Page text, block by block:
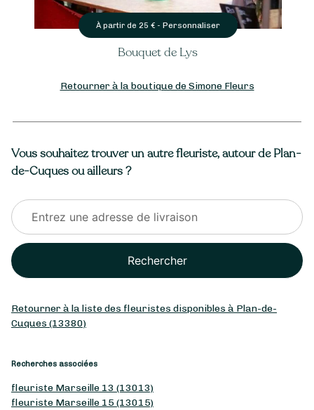
À partir de 25€ - Personnaliser
Bouquet de Lys
Retourner à la boutique de Simone Fleurs
Vous souhaitez trouver un autre fleuriste, autour de Plan-
de-Cuques ou ailleurs ?
Rechercher
Retourner à la liste des fleuristes disponibles à Plan-de-
Cuques (13380)
Recherches associées
fleuriste Marseille 13 (13013)
fleuriste Marseille 15 (13015)